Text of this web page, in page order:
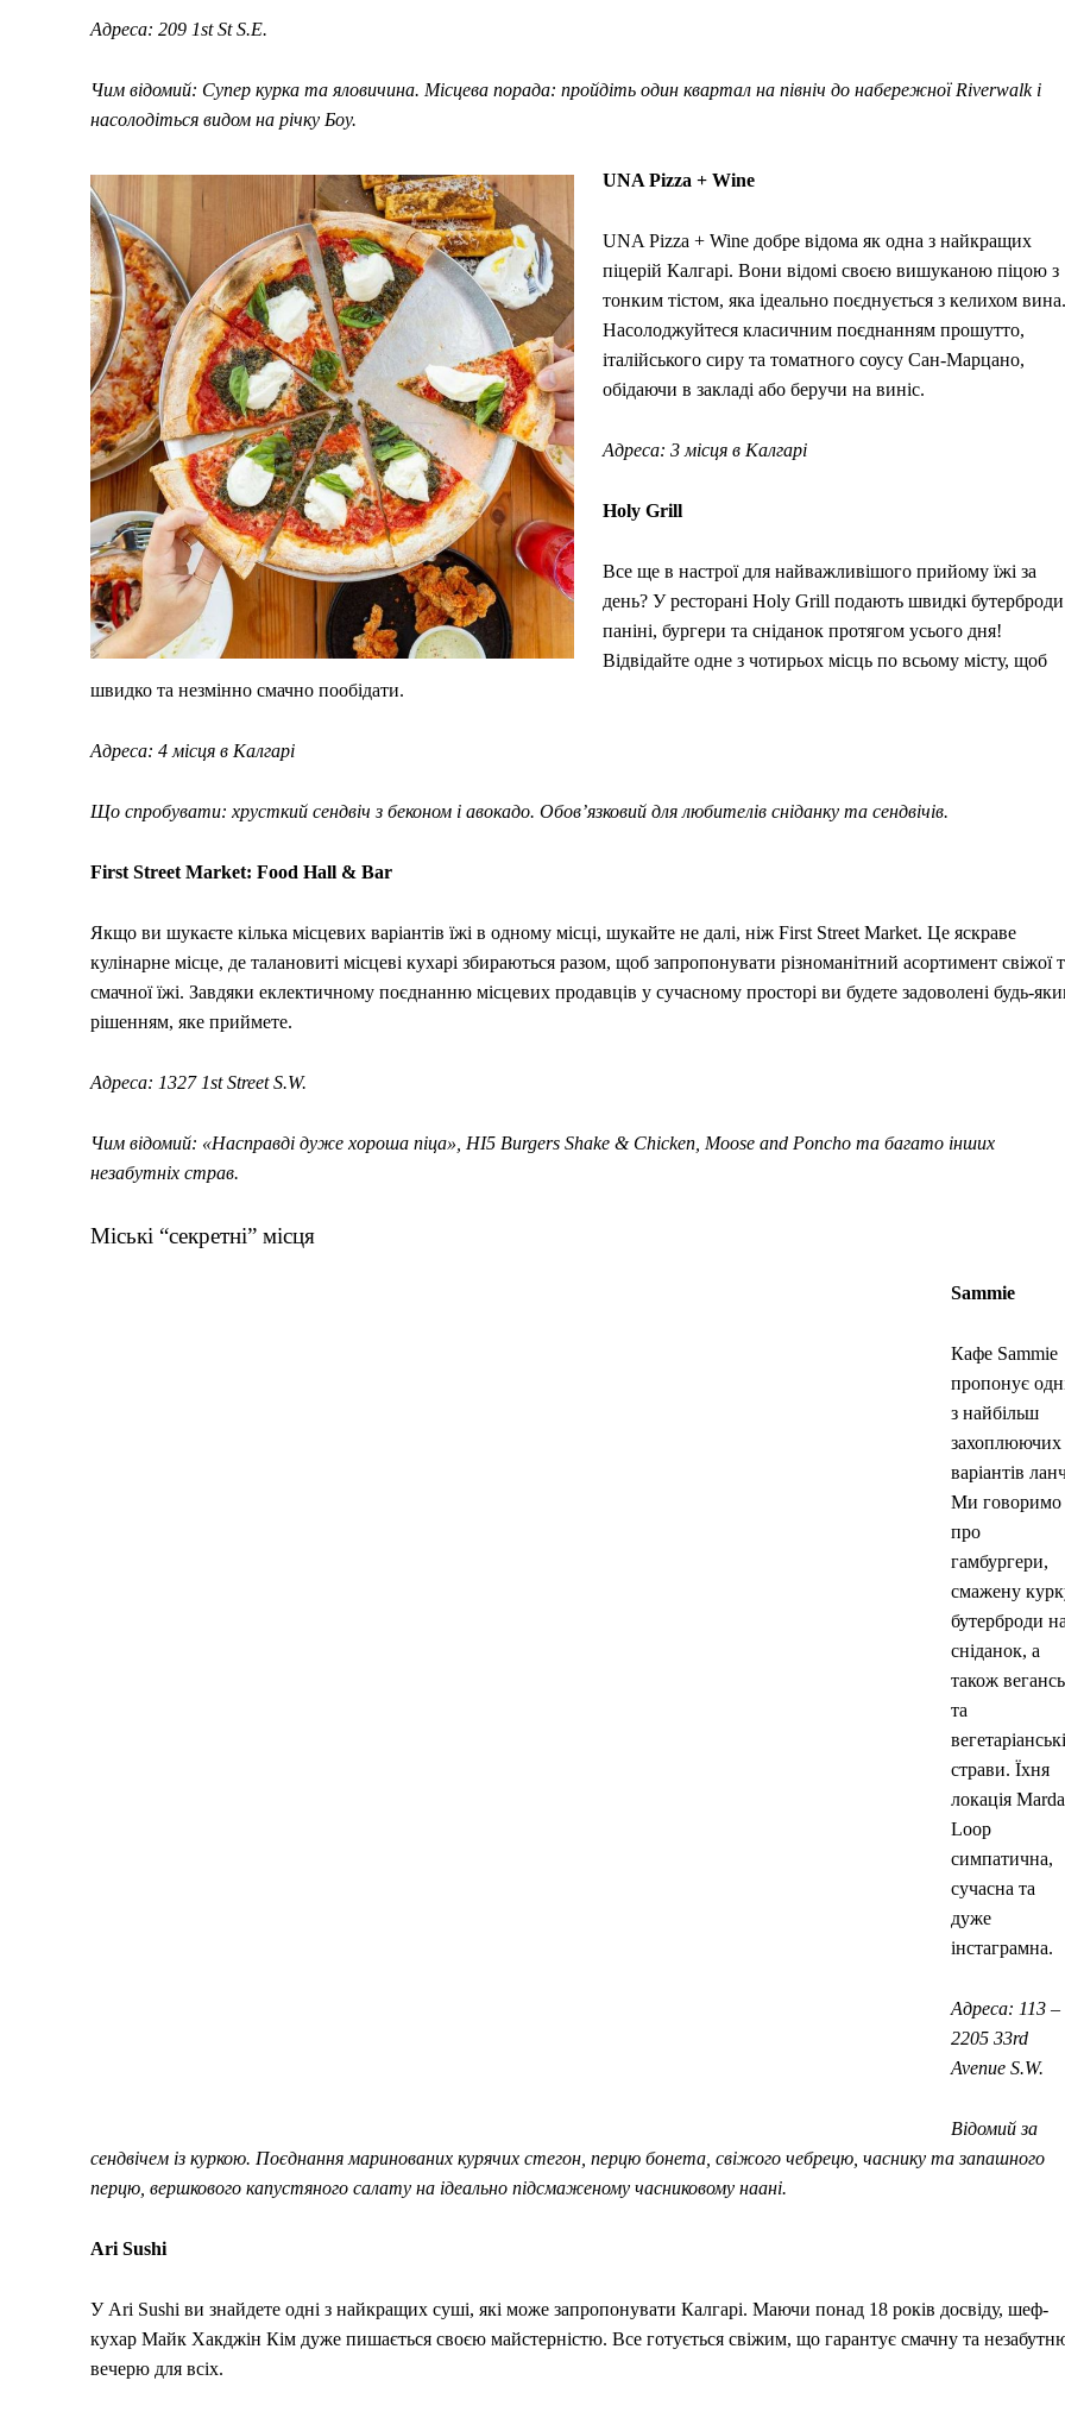
Адреса: 209 1st St S.E.
Чим відомий: Супер курка та яловичина. Місцева порада: пройдіть один квартал на північ до набережної Riverwalk і
насолодіться видом на річку Боу.
UNA Pizza + Wine
UNA Pizza + Wine добре відома як одна з найкращих
піцерій Калгарі. Вони відомі своєю вишуканою піцою з
тонким тістом, яка ідеально поєднується з келихом вина.
Насолоджуйтеся класичним поєднанням прошутто,
італійського сиру та томатного соусу Сан-Марцано,
обідаючи в закладі або беручи на виніс.
Адреса: 3 місця в Калгарі
Holy Grill
Все ще в настрої для найважливішого прийому їжі за
день? У ресторані Holy Grill подають швидкі бутерброди
паніні, бургери та сніданок протягом усього дня!
Відвідайте одне з чотирьох місць по всьому місту, щоб
швидко та незмінно смачно пообідати.
Адреса: 4 місця в Калгарі
Що спробувати: хрусткий сендвіч з беконом і авокадо. Обов’язковий для любителів сніданку та сендвічів.
First Street Market: Food Hall & Bar
Якщо ви шукаєте кілька місцевих варіантів їжі в одному місці, шукайте не далі, ніж First Street Market. Це яскраве
кулінарне місце, де талановиті місцеві кухарі збираються разом, щоб запропонувати різноманітний асортимент свіжої
смачної їжі. Завдяки еклектичному поєднанню місцевих продавців у сучасному просторі ви будете задоволені будь-
рішенням, яке приймете.
Адреса: 1327 1st Street S.W.
Чим відомий: «Насправді дуже хороша піца», HI5 Burgers Shake & Chicken, Moose and Poncho та багато інших
незабутніх страв.
Міські “секретні” місця
Sammie
Кафе Sammie
пропонує
з найбільш
захоплюючих
варіантів
Ми говоримо
про
гамбургери,
смажену
бутерброди
сніданок, а
також
та
вегетаріанські
страви. Їхня
локація Marda
Loop
симпатична,
сучасна та
дуже
інстаграмна.
Адреса: 113 –
2205 33rd
Avenue S.W.
Відомий за
сендвічем із куркою. Поєднання маринованих курячих стегон, перцю бонета, свіжого чебрецю, часнику та запашного
перцю, вершкового капустяного салату на ідеально підсмаженому часниковому наані.
Ari Sushi
У Ari Sushi ви знайдете одні з найкращих суші, які може запропонувати Калгарі. Маючи понад 18 років досвіду, шеф-
кухар Майк Хакджін Кім дуже пишається своєю майстерністю. Все готується свіжим, що гарантує смачну та
вечерю для всіх.